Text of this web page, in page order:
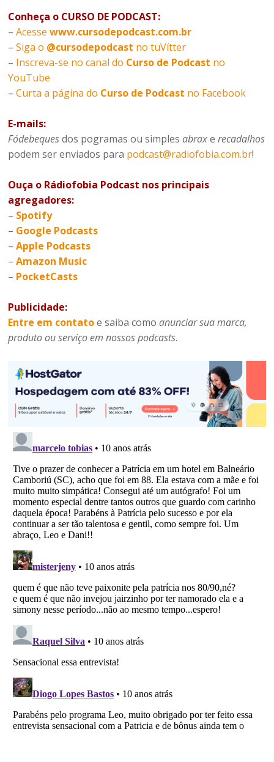
Conheça o CURSO DE PODCAST:
–Acessewww.cursodepodcast.com.br
–Siga o @cursodepodcast no tuVítter
– Inscreva-se no canal do Curso de Podcast no
YouTube
–Curta a página do Curso de Podcast no Facebook
E-mails:
Fódebequesdos pogramas ou simplesabraxerecadalhos
podem ser enviados para podcast@radiofobia.com.br!
Ouça o Rádiofobia Podcast nos principais
agregadores:
– Spotify
– Google Podcasts
–Apple Podcasts
–Amazon Music
– PocketCasts
Publicidade:
Entre em contatoe saiba comoanunciar sua marca,
produto ou serviço em nossos podcasts.